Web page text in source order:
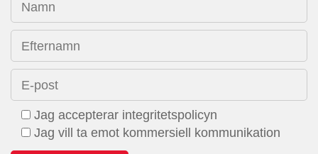
Namn
Efternamn
E-post
Jag accepterar integritetspolicyn
Jag vill ta emot kommersiell kommunikation